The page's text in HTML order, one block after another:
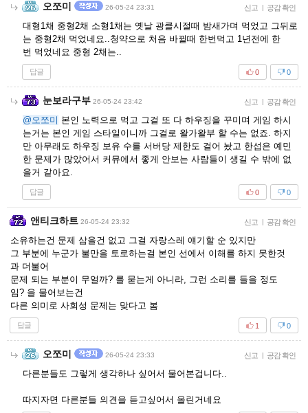
오쪼미 26-05-24 23:31 신고 | 공감 확인
대형1채 중형2채 소형1채는 옛날 광클시절때 밤새가며 먹었고 그뒤로
는 중형2채 먹었네요..청약으로 처음 바뀔때 한번먹고 1년전에 한
번 먹었네요 중형 2채는..
답글 0
0
눈보라구부 26-05-24 23:42 신고 | 공감 확인
@오쪼미 본인 노력으로 먹고 그걸 또 다 하우징을 꾸미며 게임 하시
는거는 본인 게임 스타일이니까 그걸로 왈가왈부 할 수는 없죠. 하지
만 아무래도 하우징 보유 수를 서버당 제한도 걸어 놨고 한섭은 예민
한 문제가 많았어서 커뮤에서 좋게 안보는 사람들이 생길 수 밖에 없
을거 같아요.
답글 0
0
앤티크하트 26-05-24 23:32 신고 | 공감 확인
소유하는건 문제 삼을건 없고 그걸 자랑스레 얘기할 순 있지만
그 부분에 누군가 불만을 토로하는걸 본인 선에서 이해를 하지 못한것
과 더불어
문제 되는 부분이 무얼까? 를 묻는게 아니라, 그런 소리를 들을 정도
임? 을 물어보는건
다른 의미로 사회성 문제는 맞다고 봄
답글 0
1
오쪼미 26-05-24 23:33 신고 | 공감 확인
다른분들도 그렇게 생각하나 싶어서 물어본겁니다..
따지자면 다른분들 의견을 듣고싶어서 올린거네요